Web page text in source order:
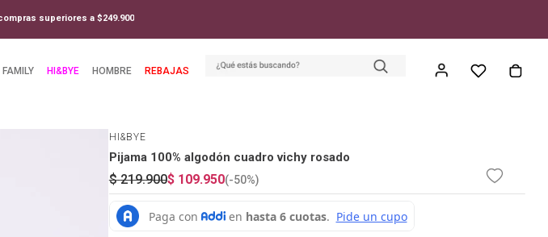
superiores a $249.900
FAMILY HI&BYE HOMBRE REBAJAS
HI&BYE
Pijama 100% algodón cuadro vichy rosado
$ 219.900$ 109.950(-50%)